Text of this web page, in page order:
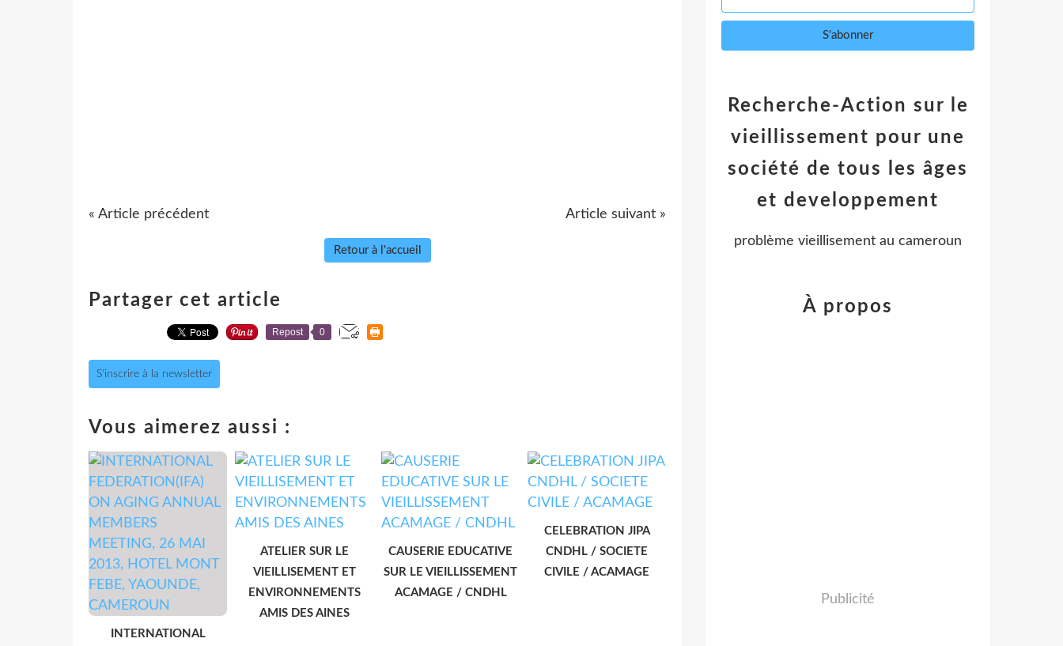
« Article précédent Article suivant »
Retour à l'accueil
Partager cet article
Repost 0
S'inscrire à la newsletter
Vous aimerez aussi :
INTERNATIONAL
ATELIER SUR LE
VIEILLISEMENT ET
ENVIRONNEMENTS
AMIS DES AINES
CAUSERIE EDUCATIVE
SUR LE VIEILLISSEMENT
ACAMAGE / CNDHL
CELEBRATION JIPA
CNDHL / SOCIETE
CIVILE / ACAMAGE
Recherche-Action sur le
vieillissement pour une
société de tous les âges
et developpement
problème vieillisement au cameroun
À propos
Publicité